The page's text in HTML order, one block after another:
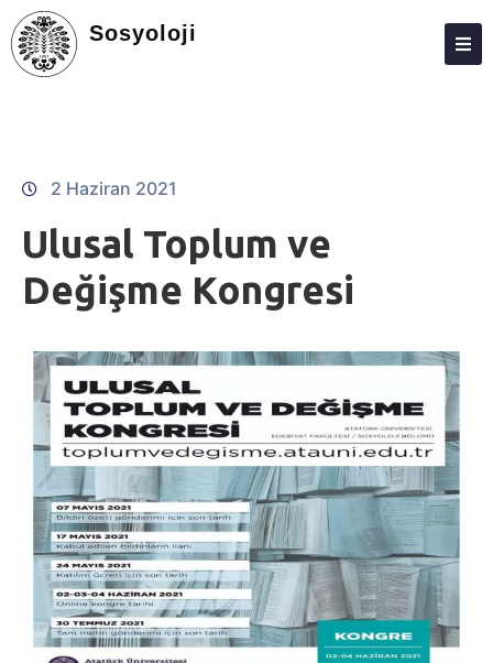
Sosyoloji
LISANS
LISANSÜSTÜ
ARAŞTIRMA
TOPLUMA KATKI
ADAY ÖĞRENCILER
VECHE
FEDEK
TYÇ
MEMNUNIYET ANKETLERI
İLETIŞIM
2 Haziran 2021
Ulusal Toplum ve
Değişme Kongresi